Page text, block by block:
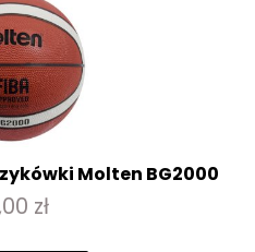
Molten BG2000
zł